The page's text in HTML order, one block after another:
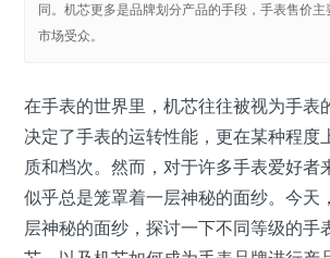
同。机芯更多是品牌划分产品的手段，手表售价
市场受众。
在手表的世界里，机芯往往被视为手表
决定了手表的运转性能，更在某种程度
质和档次。然而，对于许多手表爱好者
似乎总是笼罩着一层神秘的面纱。今天
层神秘的面纱，探讨一下不同等级的手